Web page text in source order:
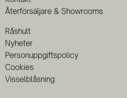
Återförsäljare & Showrooms
Råshult
Nyheter
Personuppgiftspolicy
Cookies
Visselblåsning